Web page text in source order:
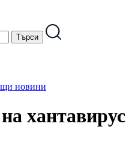
новини
хантавирус